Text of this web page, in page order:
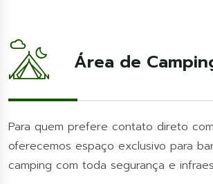
Área de
Para quem prefere contato direto
oferecemos espaço exclusivo para
camping com toda segurança e